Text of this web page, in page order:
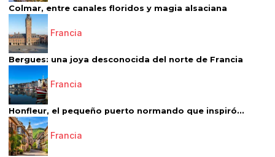
Colmar, entre canales floridos y magia alsaciana
Francia
Bergues: una joya desconocida del norte de Francia
Francia
Honfleur, el pequeño puerto normando que inspiró...
Francia